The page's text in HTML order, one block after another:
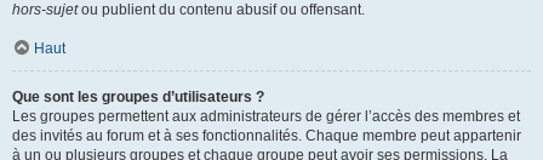
hors-sujetou publient du contenu abusif ou offensant.
Haut
Que sont les groupes d’utilisateurs ?
Les groupes permettent aux administrateurs de gérer l’accès des membres et
des invités au forum et à ses fonctionnalités. Chaque membre peut appartenir
à un ou plusieurs groupes et chaque groupe peut avoir ses permissions. La